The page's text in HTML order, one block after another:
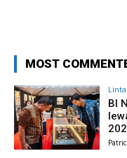
MOST
BI